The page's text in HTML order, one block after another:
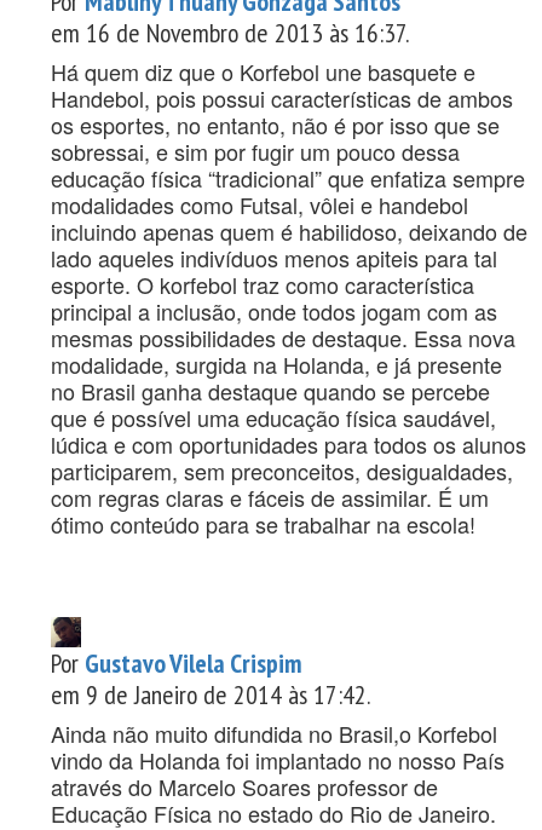
em 16 de Novembro de 2013 às 16:37.
Há quem diz que o Korfebol une basquete e
Handebol, pois possui características de ambos
os esportes, no entanto, não é por isso que se
sobressai, e sim por fugir um pouco dessa
educação física “tradicional” que enfatiza sempre
modalidades como Futsal, vôlei e handebol
incluindo apenas quem é habilidoso, deixando de
lado aqueles indivíduos menos apiteis para tal
esporte. O korfebol traz como característica
principal a inclusão, onde todos jogam com as
mesmas possibilidades de destaque. Essa nova
modalidade, surgida na Holanda, e já presente
no Brasil ganha destaque quando se percebe
que é possível uma educação física saudável,
lúdica e com oportunidades para todos os alunos
participarem, sem preconceitos, desigualdades,
com regras claras e fáceis de assimilar. É um
ótimo conteúdo para se trabalhar na escola!
Por Gustavo Vilela Crispim
em 9 de Janeiro de 2014 às 17:42.
Ainda não muito difundida no Brasil,o Korfebol
vindo da Holanda foi implantado no nosso País
através do Marcelo Soares professor de
Educação Física no estado do Rio de Janeiro.